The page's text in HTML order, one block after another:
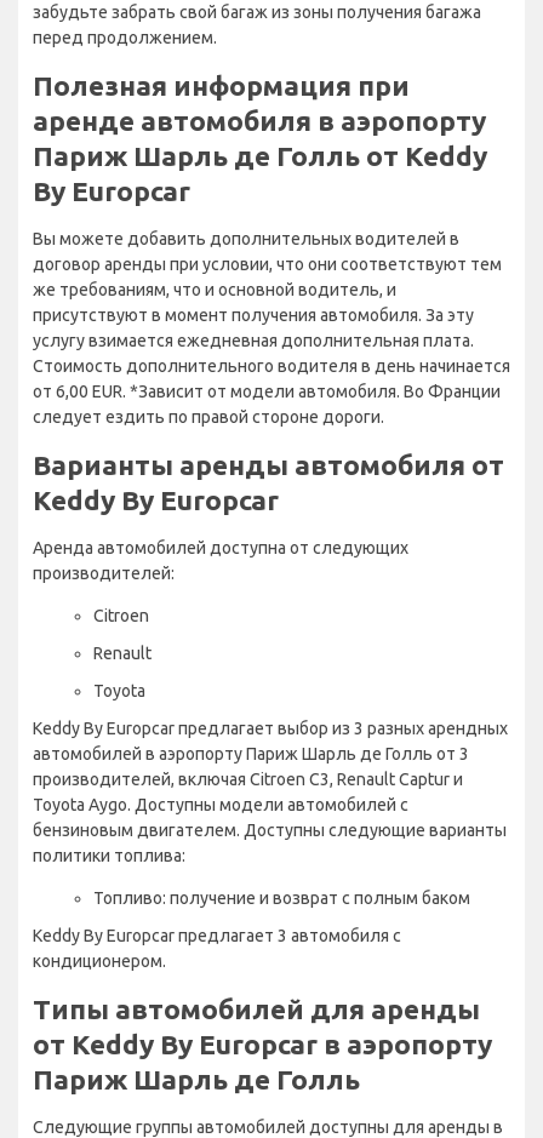
забудьте забрать свой багаж из зоны получения багажа
перед продолжением.
Полезная информация при
аренде автомобиля в аэропорту
Париж Шарль де Голль от Keddy
By Europcar
Вы можете добавить дополнительных водителей в
договор аренды при условии, что они соответствуют тем
же требованиям, что и основной водитель, и
присутствуют в момент получения автомобиля. За эту
услугу взимается ежедневная дополнительная плата.
Стоимость дополнительного водителя в день начинается
от 6,00 EUR. *Зависит от модели автомобиля. Во Франции
следует ездить по правой стороне дороги.
Варианты аренды автомобиля от
Keddy By Europcar
Аренда автомобилей доступна от следующих
производителей:
Citroen
Renault
Toyota
Keddy By Europcar предлагает выбор из 3 разных арендных
автомобилей в аэропорту Париж Шарль де Голль от 3
производителей, включая Citroen C3, Renault Captur и
Toyota Aygo. Доступны модели автомобилей с
бензиновым двигателем. Доступны следующие варианты
политики топлива:
Топливо: получение и возврат с полным баком
Keddy By Europcar предлагает 3 автомобиля с
кондиционером.
Типы автомобилей для аренды
от Keddy By Europcar в аэропорту
Париж Шарль де Голль
Следующие группы автомобилей доступны для аренды в